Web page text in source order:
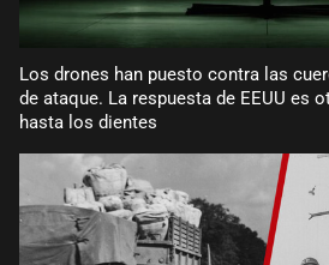
Los drones han puesto contra las
de ataque. La respuesta de EEUU es
hasta los dientes